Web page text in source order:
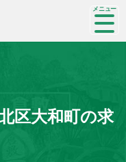
SP-
me
区大和町の求